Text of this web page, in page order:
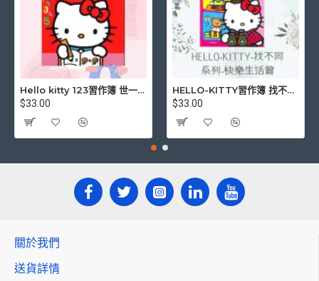
Hello kitty 123習作簿 世一文化 三麗鷗正版授權
$33.00
HELLO-KITTY習作簿 找不同系列-快樂生活篇
$33.00
關於我們
送貨詳情